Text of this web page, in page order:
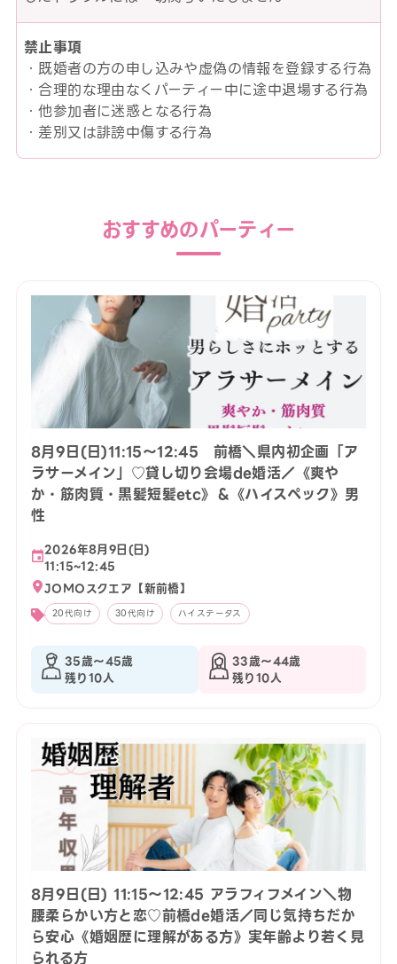
禁止事項
・既婚者の方の申し込みや虚偽の情報を登録する行為
・合理的な理由なくパーティー中に途中退場する行為
・他参加者に迷惑となる行為
・差別又は誹謗中傷する行為
おすすめのパーティー
8月9日(日)11:15〜12:45 前橋＼県内初企画「ア
ラサーメイン」♡貸し切り会場de婚活／《爽や
か・筋肉質・黒髪短髪etc》＆《ハイスペック》男
性
2026年8月9日(日)
11:15~12:45
JOMOスクエア【新前橋】
20代向け 30代向け ハイステータス
35歳〜45歳
残り10人
33歳〜44歳
残り10人
8月9日(日) 11:15〜12:45 アラフィフメイン＼物
腰柔らかい方と恋♡前橋de婚活／同じ気持ちだか
ら安心《婚姻歴に理解がある方》実年齢より若く見
られる方